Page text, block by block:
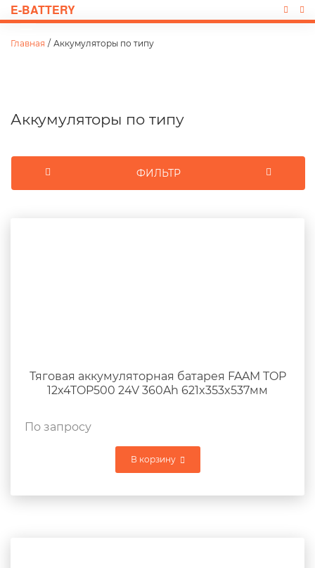
E-BATTERY
Главная / Аккумуляторы по типу
Аккумуляторы по типу
Тяговая аккумуляторная батарея FAAM TOP
12x4TOP500 24V 360Ah 621x353x537мм
По запросу
В корзину
ФИЛЬТР